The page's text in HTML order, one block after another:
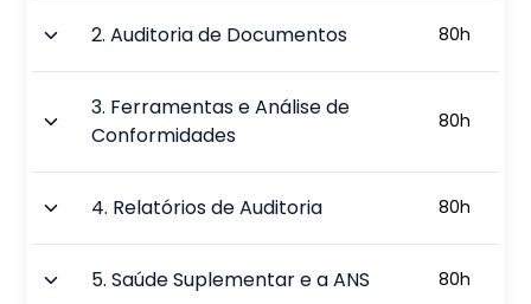
2.Auditoria de Documentos 80h
3. Ferramentas e Análise de
Conformidades
80h
4. Relatórios de Auditoria 80h
5.Saúde Suplementar e a ANS 80h